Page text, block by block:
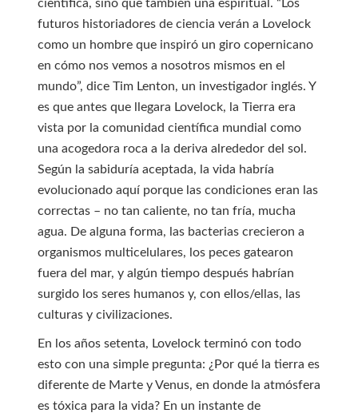
científica, sino que también una espiritual. “Los
futuros historiadores de ciencia verán a Lovelock
como un hombre que inspiró un giro copernicano
en cómo nos vemos a nosotros mismos en el
mundo”, dice Tim Lenton, un investigador inglés. Y
es que antes que llegara Lovelock, la Tierra era
vista por la comunidad científica mundial como
una acogedora roca a la deriva alrededor del sol.
Según la sabiduría aceptada, la vida habría
evolucionado aquí porque las condiciones eran las
correctas – no tan caliente, no tan fría, mucha
agua. De alguna forma, las bacterias crecieron a
organismos multicelulares, los peces gatearon
fuera del mar, y algún tiempo después habrían
surgido los seres humanos y, con ellos/ellas, las
culturas y civilizaciones.
En los años setenta, Lovelock terminó con todo
esto con una simple pregunta: ¿Por qué la tierra es
diferente de Marte y Venus, en donde la atmósfera
es tóxica para la vida? En un instante de